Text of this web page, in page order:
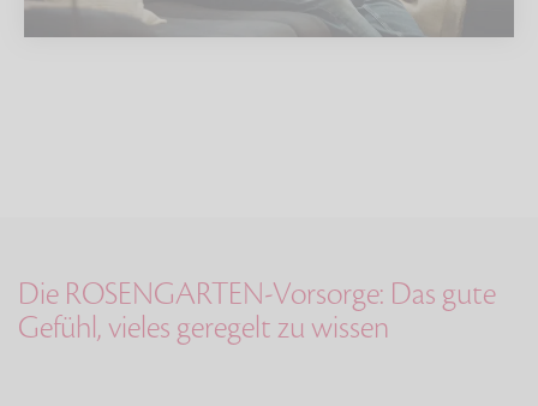
Die ROSENGARTEN-Vorsorge: Das gute
Gefühl, vieles geregelt zu wissen